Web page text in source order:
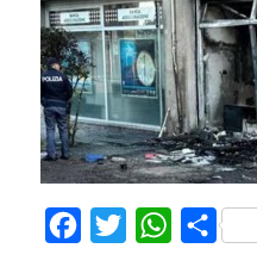
FacebookTwitterWhatsApp
Share